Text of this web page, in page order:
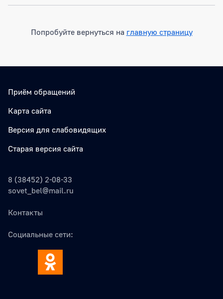
Попробуйте вернуться на главную страницу
Приём обращений
Карта сайта
Версия для слабовидящих
Старая версия сайта
8 (38452) 2-08-33
sovet_bel@mail.ru
Контакты
Социальные сети: